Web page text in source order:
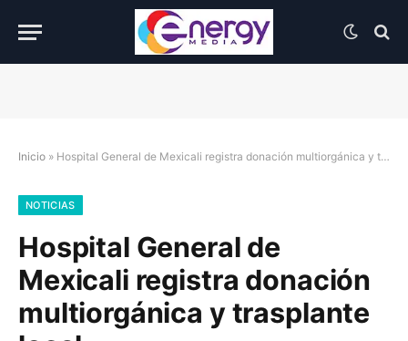
Inicio » Hospital General de Mexicali registra donación multiorgánica y trasplante local
NOTICIAS
Hospital General de
Mexicali registra donación
multiorgánica y trasplante